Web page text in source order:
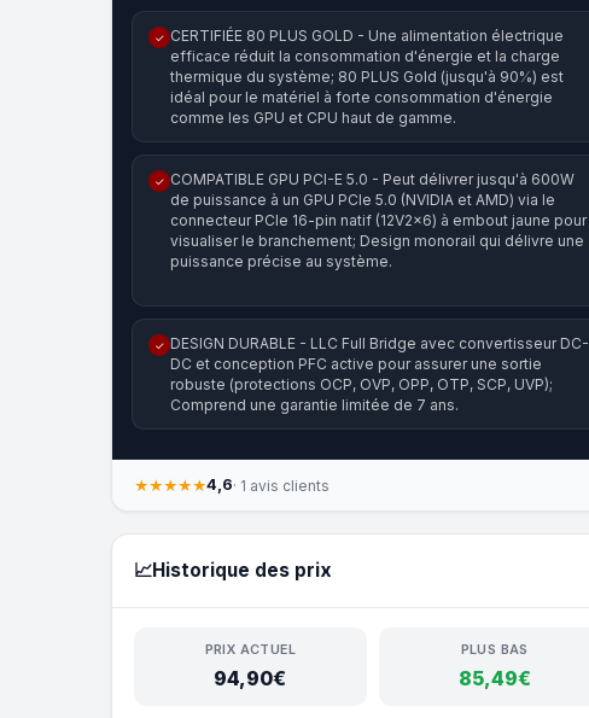
✓ CERTIFIÉE 80 PLUS GOLD - Une alimentation électrique
efficace réduit la consommation d'énergie et la charge
thermique du système; 80 PLUS Gold (jusqu'à 90%) est
idéal pour le matériel à forte consommation d'énergie
comme les GPU et CPU haut de gamme.
✓ COMPATIBLE GPU PCI-E 5.0 - Peut délivrer jusqu'à 600W
de puissance à un GPU PCIe 5.0 (NVIDIA et AMD) via le
connecteur PCIe 16-pin natif (12V2x6) à embout jaune pour
visualiser le branchement; Design monorail qui délivre une
puissance précise au système.
✓ DESIGN DURABLE - LLC Full Bridge avec convertisseur DC-
DC et conception PFC active pour assurer une sortie
robuste (protections OCP, OVP, OPP, OTP, SCP, UVP);
Comprend une garantie limitée de 7 ans.
★★★★★4,6· 1 avis clients
📈Historique des prix
PRIX ACTUEL
94,90€
PLUS BAS
85,49€